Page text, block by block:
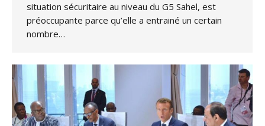
situation sécuritaire au niveau du G5 Sahel, est
préoccupante parce qu’elle a entrainé un certain
nombre…